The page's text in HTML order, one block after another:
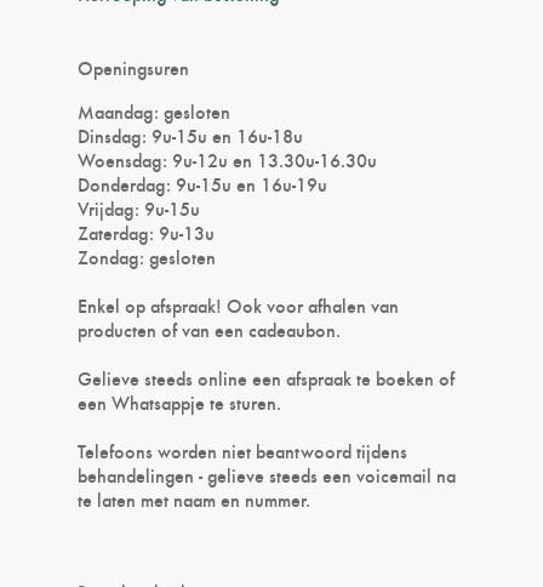
Openingsuren
Maandag: gesloten
Dinsdag: 9u-15u en 16u-18u
Woensdag: 9u-12u en 13.30u-16.30u
Donderdag: 9u-15u en 16u-19u
Vrijdag: 9u-15u
Zaterdag: 9u-13u
Zondag: gesloten
Enkel op afspraak! Ook voor afhalen van
producten of van een cadeaubon.
Gelieve steeds online een afspraak te boeken of
een Whatsappje te sturen.
Telefoons worden niet beantwoord tijdens
behandelingen - gelieve steeds een voicemail na
te laten met naam en nummer.